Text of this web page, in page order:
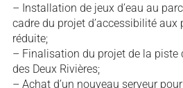
– Installation de jeux d’eau au
cadre du projet d’accessibilité
réduite;
– Finalisation du projet de la piste
des Deux Rivières;
– Achat d’un nouveau serveur